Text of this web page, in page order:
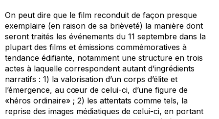
On peut dire que le film reconduit de façon presque
exemplaire (en raison de sa brièveté) la manière dont
seront traités les événements du 11 septembre dans la
plupart des films et émissions commémoratives à
tendance édifiante, notamment une structure en trois
actes à laquelle correspondent autant d’ingrédients
narratifs : 1) la valorisation d’un corps d’élite et
l’émergence, au cœur de celui-ci, d’une figure de
«héros ordinaire» ; 2) les attentats comme tels, la
reprise des images médiatiques de celui-ci, en portant